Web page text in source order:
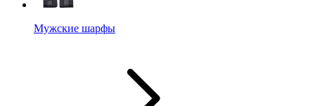
Мужские шарфы